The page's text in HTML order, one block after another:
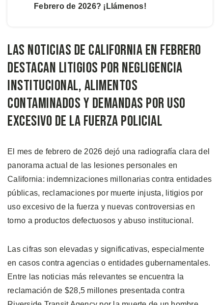
Febrero de 2026? ¡Llámenos!
Las Noticias de California en Febrero
Destacan Litigios por Negligencia
Institucional, Alimentos
Contaminados y Demandas por Uso
Excesivo de la Fuerza Policial
El mes de febrero de 2026 dejó una radiografía clara del
panorama actual de las lesiones personales en
California: indemnizaciones millonarias contra entidades
públicas, reclamaciones por muerte injusta, litigios por
uso excesivo de la fuerza y nuevas controversias en
torno a productos defectuosos y abuso institucional.
Las cifras son elevadas y significativas, especialmente
en casos contra agencias o entidades gubernamentales.
Entre las noticias más relevantes se encuentra la
reclamación de $28,5 millones presentada contra